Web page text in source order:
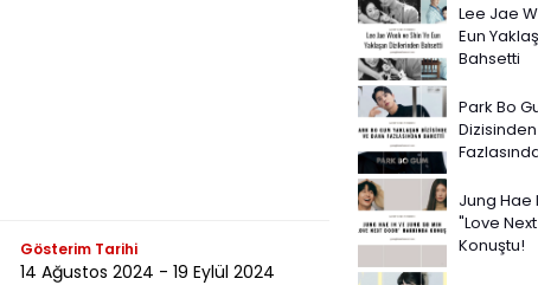
Gösterim Tarihi
14 Ağustos 2024 - 19 Eylül 2024
Lee Jae
Eun
Bahsetti
Park Bo
Jung Hae
"Love
Konuştu!